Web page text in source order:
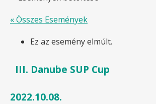
« Összes Események
Ez az esemény elmúlt.
III. Danube SUP Cup
2022.10.08.